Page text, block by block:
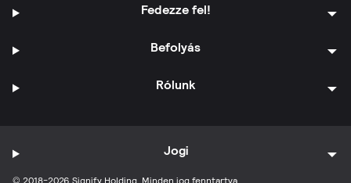
Fedezze fel!
Befolyás
Rólunk
© 2018-2026 Signify Holding. Minden jog fenntartva.
Jogi